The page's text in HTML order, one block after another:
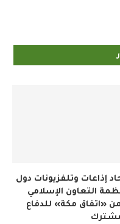
إذاعات وتلفزيونات دول
التعاون الإسلامي
«اتفاق مكة» للدفاع